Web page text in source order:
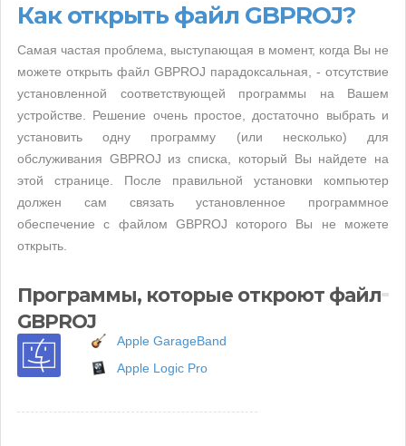
Как открыть файл GBPROJ?
Самая частая проблема, выступающая в момент, когда Вы не
можете открыть файл GBPROJ парадоксальная, - отсутствие
установленной соответствующей программы на Вашем
устройстве. Решение очень простое, достаточно выбрать и
установить одну программу (или несколько) для
обслуживания GBPROJ из списка, который Вы найдете на
этой странице. После правильной установки компьютер
должен сам связать установленное программное
обеспечение с файлом GBPROJ которого Вы не можете
открыть.
Программы, которые откроют файл
GBPROJ
Apple GarageBand
Apple Logic Pro